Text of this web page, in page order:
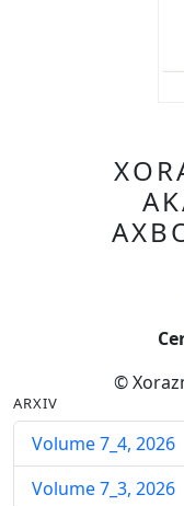
©
ARXIV
Volume 7_4, 2026
Volume 7_3, 2026